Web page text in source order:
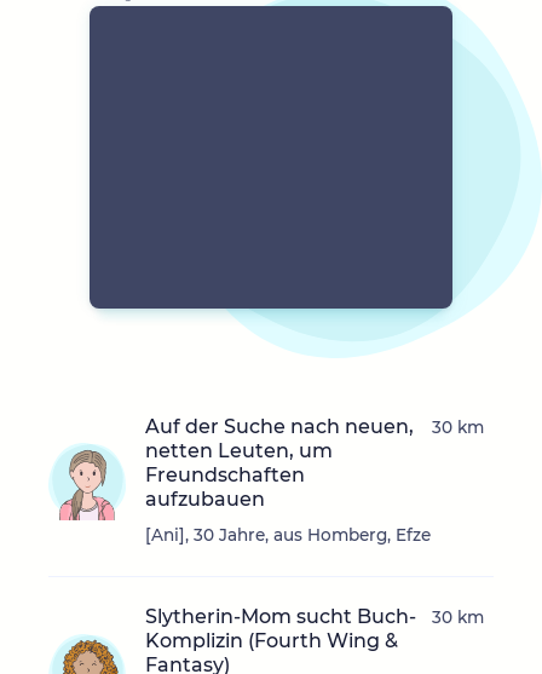
Auf der Suche nach neuen,
netten Leuten, um
Freundschaften
aufzubauen
[Ani], 30 Jahre, aus Homberg, Efze
30 km
Slytherin-Mom sucht Buch-
Komplizin (Fourth Wing &
Fantasy)
30 km